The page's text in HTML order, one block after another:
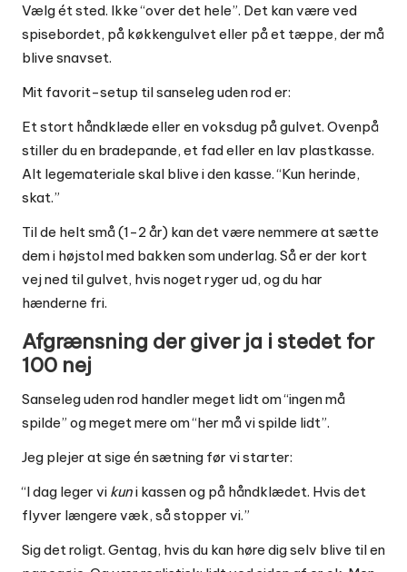
Vælg ét sted. Ikke “over det hele”. Det kan være ved
spisebordet, på køkkengulvet eller på et tæppe, der må
blive snavset.
Mit favorit-setup til sanseleg uden rod er:
Et stort håndklæde eller en voksdug på gulvet. Ovenpå
stiller du en bradepande, et fad eller en lav plastkasse.
Alt legemateriale skal blive i den kasse. “Kun herinde,
skat.”
Til de helt små (1-2 år) kan det være nemmere at sætte
dem i højstol med bakken som underlag. Så er der kort
vej ned til gulvet, hvis noget ryger ud, og du har
hænderne fri.
Afgrænsning der giver ja i stedet for
100 nej
Sanseleg uden rod handler meget lidt om “ingen må
spilde” og meget mere om “her må vi spilde lidt”.
Jeg plejer at sige én sætning før vi starter:
“I dag leger vi kuni kassen og på håndklædet. Hvis det
flyver længere væk, så stopper vi.”
Sig det roligt. Gentag, hvis du kan høre dig selv blive til en